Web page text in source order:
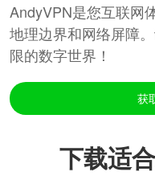
AndyVPN是您互联网
地理边界和网络屏障
限的数字世界！
获
下载适